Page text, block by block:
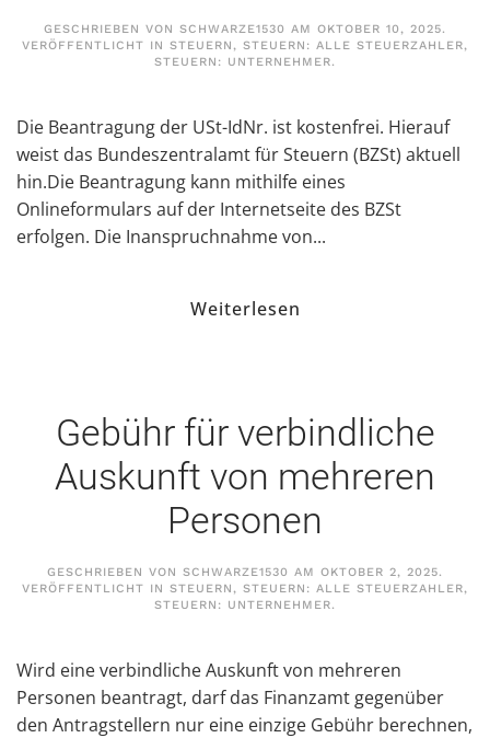
GESCHRIEBEN VON SCHWARZE1530 AM OKTOBER 10, 2025.
VERÖFFENTLICHT IN STEUERN , STEUERN: ALLE STEUERZAHLER,
STEUERN: UNTERNEHMER.
Die Beantragung der USt-IdNr. ist kostenfrei. Hierauf
weist das Bundeszentralamt für Steuern (BZSt) aktuell
hin.Die Beantragung kann mithilfe eines
Onlineformulars auf der Internetseite des BZSt
erfolgen. Die Inanspruchnahme von...
Weiterlesen
Gebühr für verbindliche
Auskunft von mehreren
Personen
GESCHRIEBEN VON SCHWARZE1530 AM OKTOBER 2, 2025.
VERÖFFENTLICHT IN STEUERN, STEUERN: ALLE STEUERZAHLER,
STEUERN: UNTERNEHMER.
Wird eine verbindliche Auskunft von mehreren
Personen beantragt, darf das Finanzamt gegenüber
den Antragstellern nur eine einzige Gebühr berechnen,